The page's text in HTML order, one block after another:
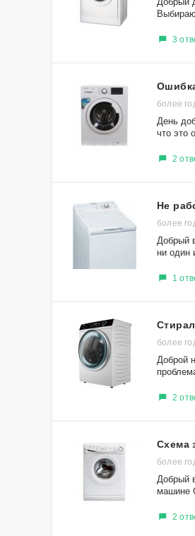
3
более
День
что это
2
Не
более
Добрый
ни один
1
более
Доброй
2
Схема
более
Добрый
машине
2